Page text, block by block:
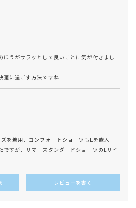
ほうがサラッとして良いことに気が付きまし
適に過ごす方法ですね
を着用、コンフォートショーツもLを購入
ですが、サマースタンダードショーツのLサイ
レビューを書く